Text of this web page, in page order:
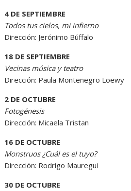
4 DE SEPTIEMBRE
Todos tus cielos, mi infierno
Dirección: Jerónimo Búffalo
18 DE SEPTIEMBRE
Vecinas música y teatro
Dirección: Paula Montenegro Loewy
2 DE OCTUBRE
Fotogénesis
Dirección: Micaela Tristan
16 DE OCTUBRE
Monstruos ¿Cuál es el tuyo?
Dirección: Rodrigo Mauregui
30 DE OCTUBRE